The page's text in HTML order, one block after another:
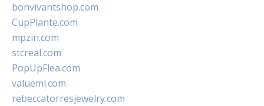
bonvivantshop.com
CupPlante.com
mpzin.com
stcreal.com
PopUpFlea.com
valueml.com
rebeccatorresjewelry.com